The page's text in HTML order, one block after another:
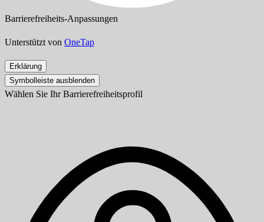
Barrierefreiheits-Anpassungen
Unterstützt von OneTap
Erklärung
Symbolleiste ausblenden
Wählen Sie Ihr Barrierefreiheitsprofil